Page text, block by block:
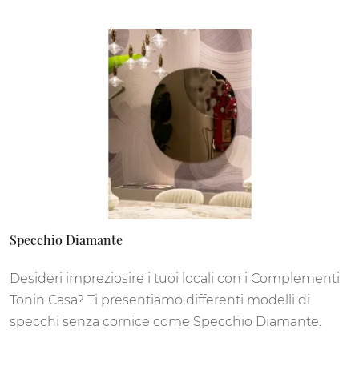
Specchio Diamante
Desideri impreziosire i tuoi locali con i Complementi
Tonin Casa? Ti presentiamo differenti modelli di
specchi senza cornice come Specchio Diamante.